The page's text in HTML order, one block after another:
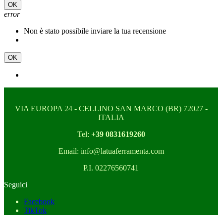
OK
error
Non è stato possibile inviare la tua recensione
OK
VIA EUROPA 24 - CELLINO SAN MARCO (BR) 72027 -
ITALIA
Tel: +39 0831619260
Email: info@latuaferramenta.com
P.I. 02276560741
Seguici
Facebook
TikTok